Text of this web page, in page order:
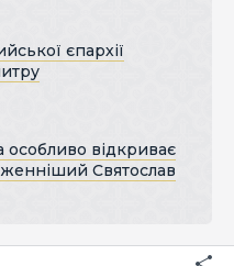
єпархії
особливо відкриває
Святослав